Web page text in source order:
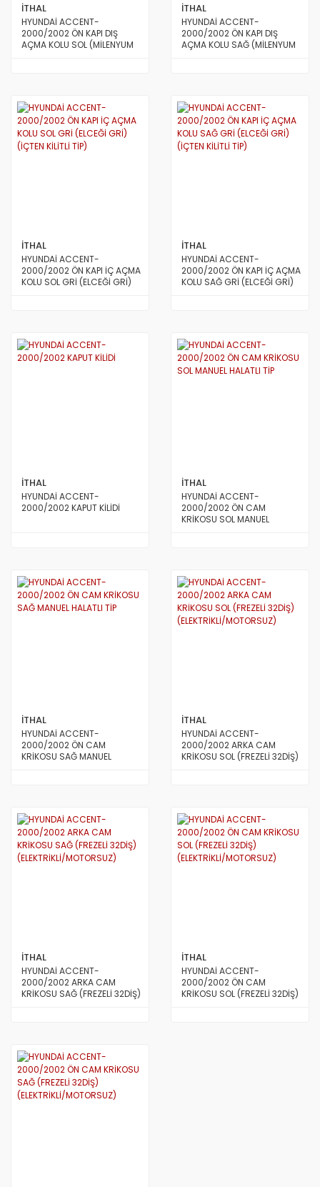
İTHAL
HYUNDAİ ACCENT-
2000/2002 ÖN KAPI DIŞ
AÇMA KOLU SOL (MİLENYUM
İTHAL
HYUNDAİ ACCENT-
2000/2002 ÖN KAPI DIŞ
AÇMA KOLU SAĞ (MİLENYUM
İTHAL
HYUNDAİ ACCENT-
2000/2002 ÖN KAPI İÇ AÇMA
KOLU SOL GRİ (ELCEĞİ GRİ)
İTHAL
HYUNDAİ ACCENT-
2000/2002 ÖN KAPI İÇ AÇMA
KOLU SAĞ GRİ (ELCEĞİ GRİ)
İTHAL
HYUNDAİ ACCENT-
2000/2002 KAPUT KİLİDİ
İTHAL
HYUNDAİ ACCENT-
2000/2002 ÖN CAM
KRİKOSU SOL MANUEL
İTHAL
HYUNDAİ ACCENT-
2000/2002 ÖN CAM
KRİKOSU SAĞ MANUEL
İTHAL
HYUNDAİ ACCENT-
2000/2002 ARKA CAM
KRİKOSU SOL (FREZELİ 32DİŞ)
İTHAL
HYUNDAİ ACCENT-
2000/2002 ARKA CAM
KRİKOSU SAĞ (FREZELİ 32DİŞ)
İTHAL
HYUNDAİ ACCENT-
2000/2002 ÖN CAM
KRİKOSU SOL (FREZELİ 32DİŞ)
TERRACAN
TUCSON 2015 VE ÜSTÜ
TUCSON 4X4 JEEP